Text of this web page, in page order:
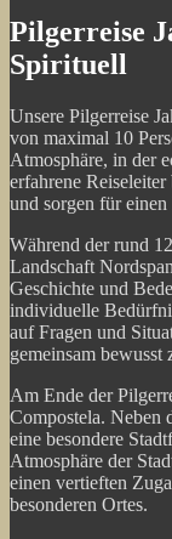
Pilgerreise
Spirituell
Unsere Pilgerreise
von maximal 10
Atmosphäre, in der
erfahrene
und sorgen für
Während der rund
Landschaft
Geschichte und
individuelle
auf Fragen und
gemeinsam bewusst
Am Ende der
Compostela. Neben
eine besondere
Atmosphäre der
einen vertieften
besonderen Ortes.